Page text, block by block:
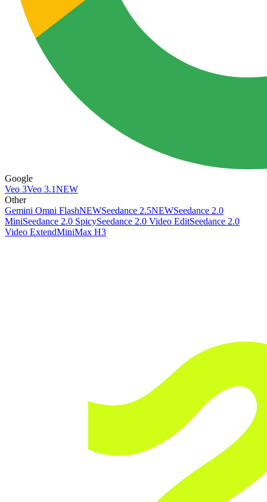
Google
Veo 3Veo 3.1NEW
Other
Gemini Omni FlashNEWSeedance 2.5NEWSeedance 2.0
MiniSeedance 2.0 SpicySeedance 2.0 Video EditSeedance 2.0
Video ExtendMiniMax H3